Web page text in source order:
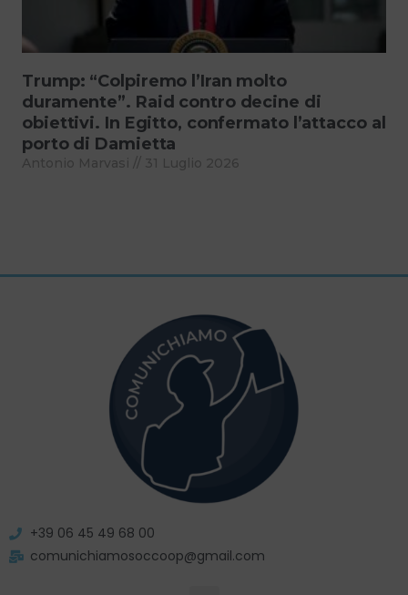
Trump: “Colpiremo l’Iran molto
duramente”. Raid contro decine di
obiettivi. In Egitto, confermato l’attacco al
porto di Damietta
Antonio Marvasi 31 Luglio 2026
+39 06 45 49 68 00
comunichiamosoccoop@gmail.com